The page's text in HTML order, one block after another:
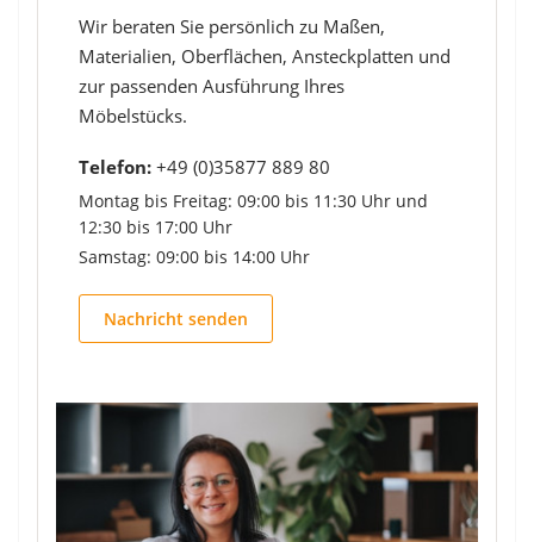
Wir beraten Sie persönlich zu Maßen,
Materialien, Oberflächen, Ansteckplatten und
zur passenden Ausführung Ihres
Möbelstücks.
Telefon: +49 (0)35877 889 80
Montag bis Freitag: 09:00 bis 11:30 Uhr und
12:30 bis 17:00 Uhr
Samstag: 09:00 bis 14:00 Uhr
Nachricht senden